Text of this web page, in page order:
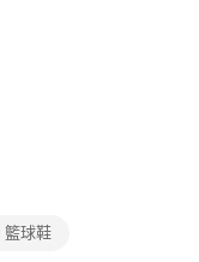
至「AFTEE先享後付」
結，可透過四大超商／
完成。
面顯示為準，若有關於
聯繫「AFTEE先享後付
support/home
籃球鞋